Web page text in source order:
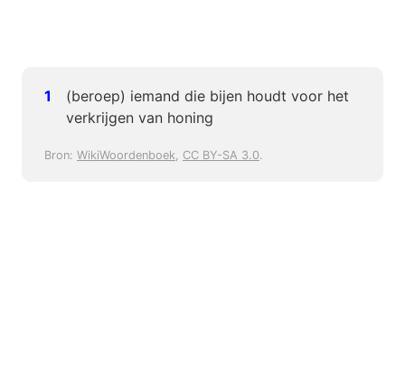
(beroep) iemand die bijen houdt voor het
verkrijgen van honing
Bron: WikiWoordenboek, CC BY-SA 3.0.